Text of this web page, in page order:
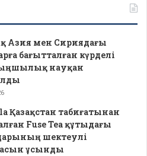
Азия мен Сириядағы
бағытталған күрделі
науқан
Қазақстан табиғатынан
Fuse Tea құтыдағы
шектеулі
ұсынды